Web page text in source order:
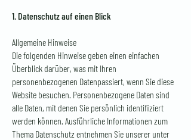
1. Datenschutz auf einen Blick
Allgemeine Hinweise
Die folgenden Hinweise geben einen einfachen
Überblick darüber, was mit Ihren
personenbezogenen Datenpassiert, wenn Sie diese
Website besuchen. Personenbezogene Daten sind
alle Daten, mit denen Sie persönlich identifiziert
werden können. Ausführliche Informationen zum
Thema Datenschutz entnehmen Sie unserer unter